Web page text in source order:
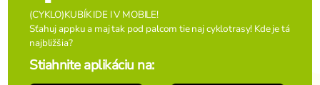
(CYKLO)KUBÍK IDE I V MOBILE!
Sťahuj appku a maj tak pod palcom tie naj cyklotrasy! Kde je tá
najbližšia?
Stiahnite aplikáciu na: